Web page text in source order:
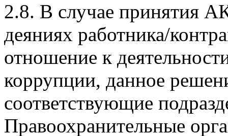
2.8. В случае принятия
деяниях работника/
отношение к
коррупции, данное
соответствующие
Правоохранительные